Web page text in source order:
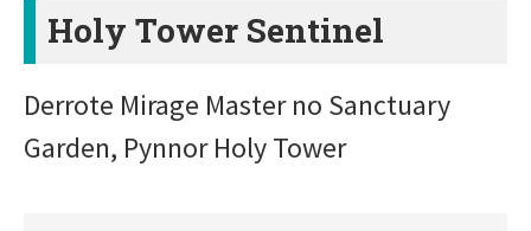
Holy Tower Sentinel
Derrote Mirage Master no Sanctuary
Garden, Pynnor Holy Tower